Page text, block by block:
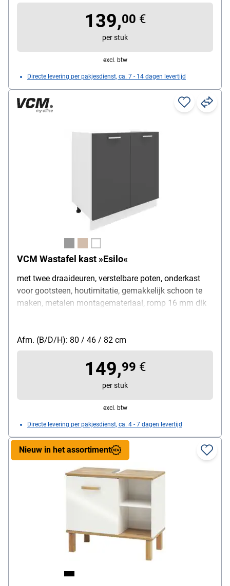
breedte ca. 6 cm
139,00 €
per stuk
excl. btw
Directe levering per pakjesdienst, ca. 7 - 14 dagen levertijd
VCM Wastafel kast »Esilo«
met twee draaideuren, verstelbare poten, onderkast
voor gootsteen, houtimitatie, gemakkelijk schoon te
maken, metalen montagemateriaal, romp 16 mm dik
Afm. (B/D/H): 80 / 46 / 82 cm
149,99 €
per stuk
excl. btw
Directe levering per pakjesdienst, ca. 4 - 7 dagen levertijd
Nieuw in het assortiment